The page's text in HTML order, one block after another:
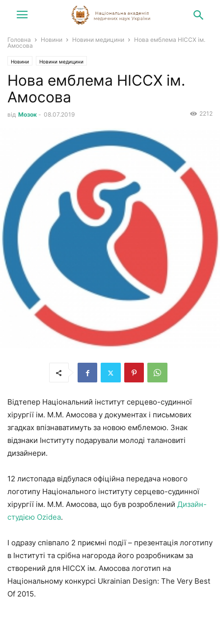
Головна Новини Новини медицини
Нова емблема НІССХ ім.
Амосова
Новини Новини медицини
Нова емблема НІССХ ім.
Амосова
від Мозок - 08.07.2019 2212
Відтепер Національний інститут серцево-судинної
хірургії ім. М.М. Амосова у документах і письмових
згадках впізнаватимуть за новою емблемою. Знак
відзнаки Інституту подарували молоді талановиті
дизайнери.
12 листопада відбулася офіційна передача нового
логотипу Національного інституту серцево-судинної
хірургії ім. М.М. Амосова, що був розроблений Дизайн-
студією Ozidea.
І одразу співпало 2 приємні події – презентація логотипу
в Інституті та срібна нагорода його розробникам за
створений для НІССХ ім. Амосова логотип на
Національному конкурсі Ukrainian Design: The Very Best
Of 2015.